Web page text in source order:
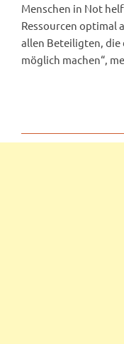
Menschen in Not
Ressourcen optimal
allen Beteiligten, die
möglich machen“,